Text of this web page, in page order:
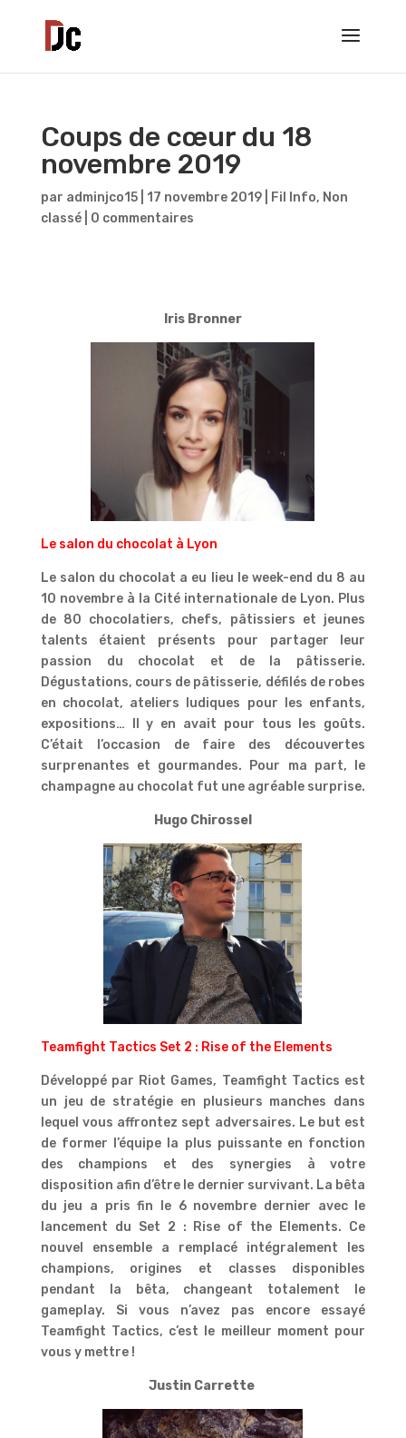
Coups de cœur du 18
novembre 2019
par adminjco15| 17 novembre 2019| Fil Info, Non
classé| 0 commentaires
Iris Bronner
Le salon du chocolat à Lyon
Le salon du chocolat a eu lieu le week-end du 8 au
10 novembre à la Cité internationale de Lyon. Plus
de 80 chocolatiers, chefs, pâtissiers et jeunes
talents étaient présents pour partager leur
passion du chocolat et de la pâtisserie.
Dégustations, cours de pâtisserie, défilés de robes
en chocolat, ateliers ludiques pour les enfants,
expositions… Il y en avait pour tous les goûts.
C’était l’occasion de faire des découvertes
surprenantes et gourmandes. Pour ma part, le
champagne au chocolat fut une agréable surprise.
Hugo Chirossel
Teamfight Tactics Set 2 : Rise of the Elements
Développé par Riot Games, Teamfight Tactics est
un jeu de stratégie en plusieurs manches dans
lequel vous affrontez sept adversaires. Le but est
de former l’équipe la plus puissante en fonction
des champions et des synergies à votre
disposition afin d’être le dernier survivant. La bêta
du jeu a pris fin le 6 novembre dernier avec le
lancement du Set 2 : Rise of the Elements. Ce
nouvel ensemble a remplacé intégralement les
champions, origines et classes disponibles
pendant la bêta, changeant totalement le
gameplay. Si vous n’avez pas encore essayé
Teamfight Tactics, c’est le meilleur moment pour
vous y mettre !
Justin Carrette